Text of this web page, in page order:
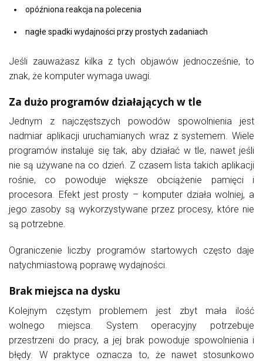
opóźniona reakcja na polecenia
nagłe spadki wydajności przy prostych zadaniach
Jeśli zauważasz kilka z tych objawów jednocześnie, to
znak, że komputer wymaga uwagi.
Za dużo programów działających w tle
Jednym z najczęstszych powodów spowolnienia jest
nadmiar aplikacji uruchamianych wraz z systemem. Wiele
programów instaluje się tak, aby działać w tle, nawet jeśli
nie są używane na co dzień. Z czasem lista takich aplikacji
rośnie, co powoduje większe obciążenie pamięci i
procesora. Efekt jest prosty – komputer działa wolniej, a
jego zasoby są wykorzystywane przez procesy, które nie
są potrzebne.
Ograniczenie liczby programów startowych często daje
natychmiastową poprawę wydajności.
Brak miejsca na dysku
Kolejnym częstym problemem jest zbyt mała ilość
wolnego miejsca. System operacyjny potrzebuje
przestrzeni do pracy, a jej brak powoduje spowolnienia i
błędy. W praktyce oznacza to, że nawet stosunkowo